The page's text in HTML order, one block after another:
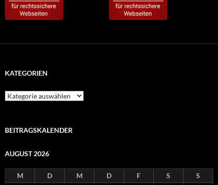
KATEGORIEN
Kategorien
BEITRAGSKALENDER
AUGUST 2026
M D M D F S
S